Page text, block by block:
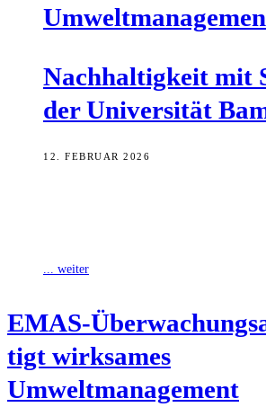
Nach­hal­tig­keit mit
der Uni­ver­si­tät
12. FEBRUAR 2026
... weiter
EMAS-
tigt wirk­sa­mes
Umweltmanagement